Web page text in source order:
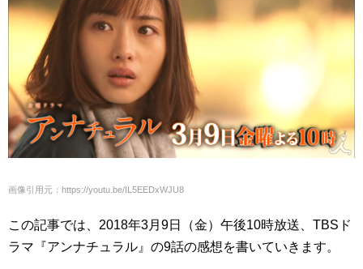
画像引用元：https://youtu.be/IL5EEDxWJU8
この記事では、2018年3月9日（金）午後10時放送、TBSド
ラマ『アンナチュラル』の9話の感想を書いていきます。